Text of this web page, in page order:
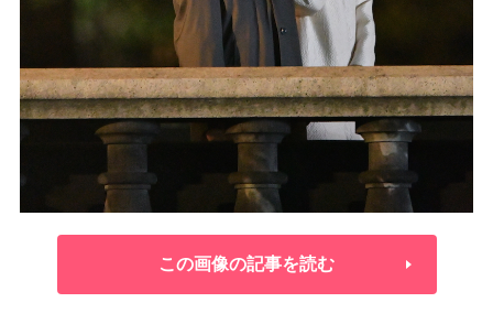
この画像の記事を読む